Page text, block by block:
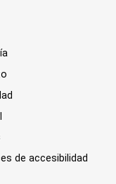
de accesibilidad